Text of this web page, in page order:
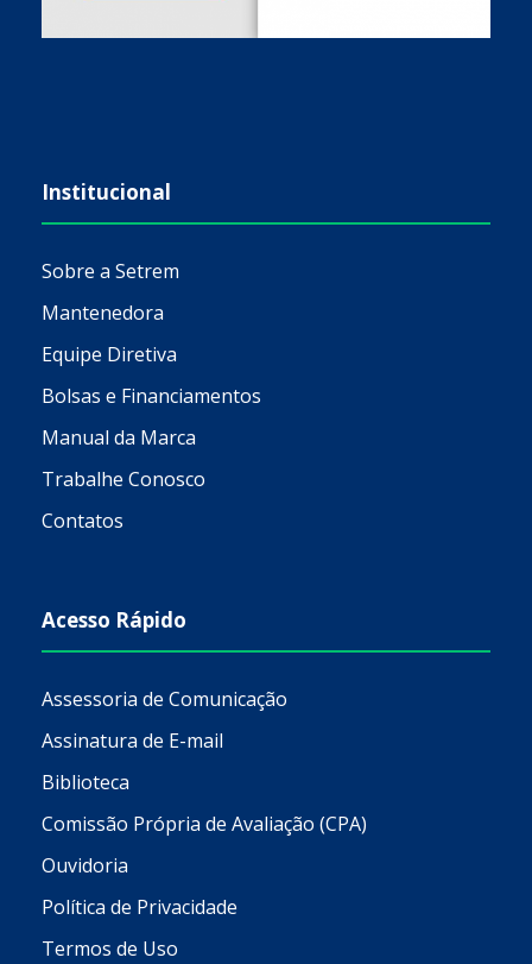
Institucional
Sobre a Setrem
Mantenedora
Equipe Diretiva
Bolsas e Financiamentos
Manual da Marca
Trabalhe Conosco
Contatos
Acesso Rápido
Assessoria de Comunicação
Assinatura de E-mail
Biblioteca
Comissão Própria de Avaliação (CPA)
Ouvidoria
Política de Privacidade
Termos de Uso